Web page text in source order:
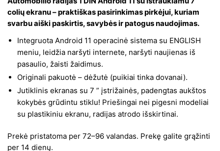
was:
1740,00 €.
is:
870,00 €.
colių ekranu – praktiškas pasirinkimas pirkėjui, kuriam
svarbu aiški paskirtis, savybės ir patogus naudojimas.
Integruota Android 11 operacinė sistema su ENGLISH
meniu, leidžia naršyti internete, naršyti naujienas iš
pasaulio, žaisti žaidimus.
Originali pakuotė – dėžutė (puikiai tinka dovanai).
Jutiklinis ekranas su 7 ” įstrižainės, padengtas aukštos
kokybės grūdintu stiklu! Priešingai nei pigesni modeliai
su plastikiniu ekranu, radijas atrodo išskirtinai.
Prekė pristatoma per 72–96 valandas. Prekę galite grąžinti
per 14 dienų.